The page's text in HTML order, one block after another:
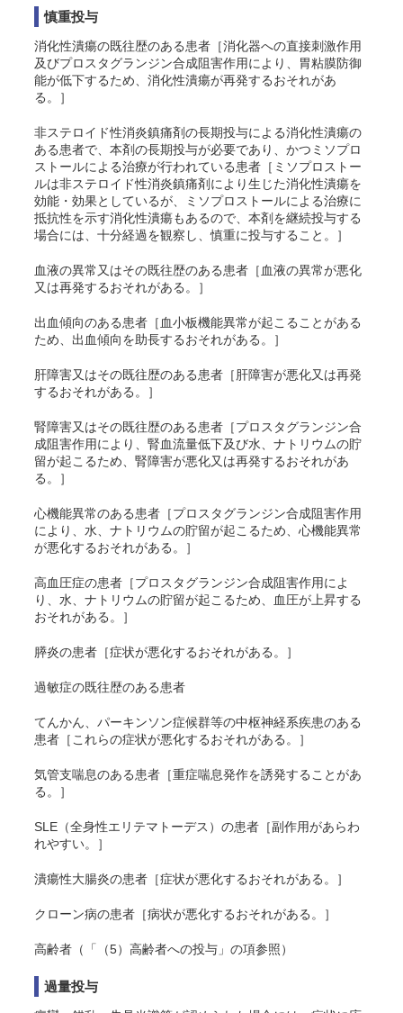
慎重投与
消化性潰瘍の既往歴のある患者［消化器への直接刺激作用
及びプロスタグランジン合成阻害作用により、胃粘膜防御
能が低下するため、消化性潰瘍が再発するおそれがあ
る。］
非ステロイド性消炎鎮痛剤の長期投与による消化性潰瘍の
ある患者で、本剤の長期投与が必要であり、かつミソプロ
ストールによる治療が行われている患者［ミソプロストー
ルは非ステロイド性消炎鎮痛剤により生じた消化性潰瘍を
効能・効果としているが、ミソプロストールによる治療に
抵抗性を示す消化性潰瘍もあるので、本剤を継続投与する
場合には、十分経過を観察し、慎重に投与すること。］
血液の異常又はその既往歴のある患者［血液の異常が悪化
又は再発するおそれがある。］
出血傾向のある患者［血小板機能異常が起こることがある
ため、出血傾向を助長するおそれがある。］
肝障害又はその既往歴のある患者［肝障害が悪化又は再発
するおそれがある。］
腎障害又はその既往歴のある患者［プロスタグランジン合
成阻害作用により、腎血流量低下及び水、ナトリウムの貯
留が起こるため、腎障害が悪化又は再発するおそれがあ
る。］
心機能異常のある患者［プロスタグランジン合成阻害作用
により、水、ナトリウムの貯留が起こるため、心機能異常
が悪化するおそれがある。］
高血圧症の患者［プロスタグランジン合成阻害作用によ
り、水、ナトリウムの貯留が起こるため、血圧が上昇する
おそれがある。］
膵炎の患者［症状が悪化するおそれがある。］
過敏症の既往歴のある患者
てんかん、パーキンソン症候群等の中枢神経系疾患のある
患者［これらの症状が悪化するおそれがある。］
気管支喘息のある患者［重症喘息発作を誘発することがあ
る。］
SLE（全身性エリテマトーデス）の患者［副作用があらわ
れやすい。］
潰瘍性大腸炎の患者［症状が悪化するおそれがある。］
クローン病の患者［病状が悪化するおそれがある。］
高齢者（「（5）高齢者への投与」の項参照）
過量投与